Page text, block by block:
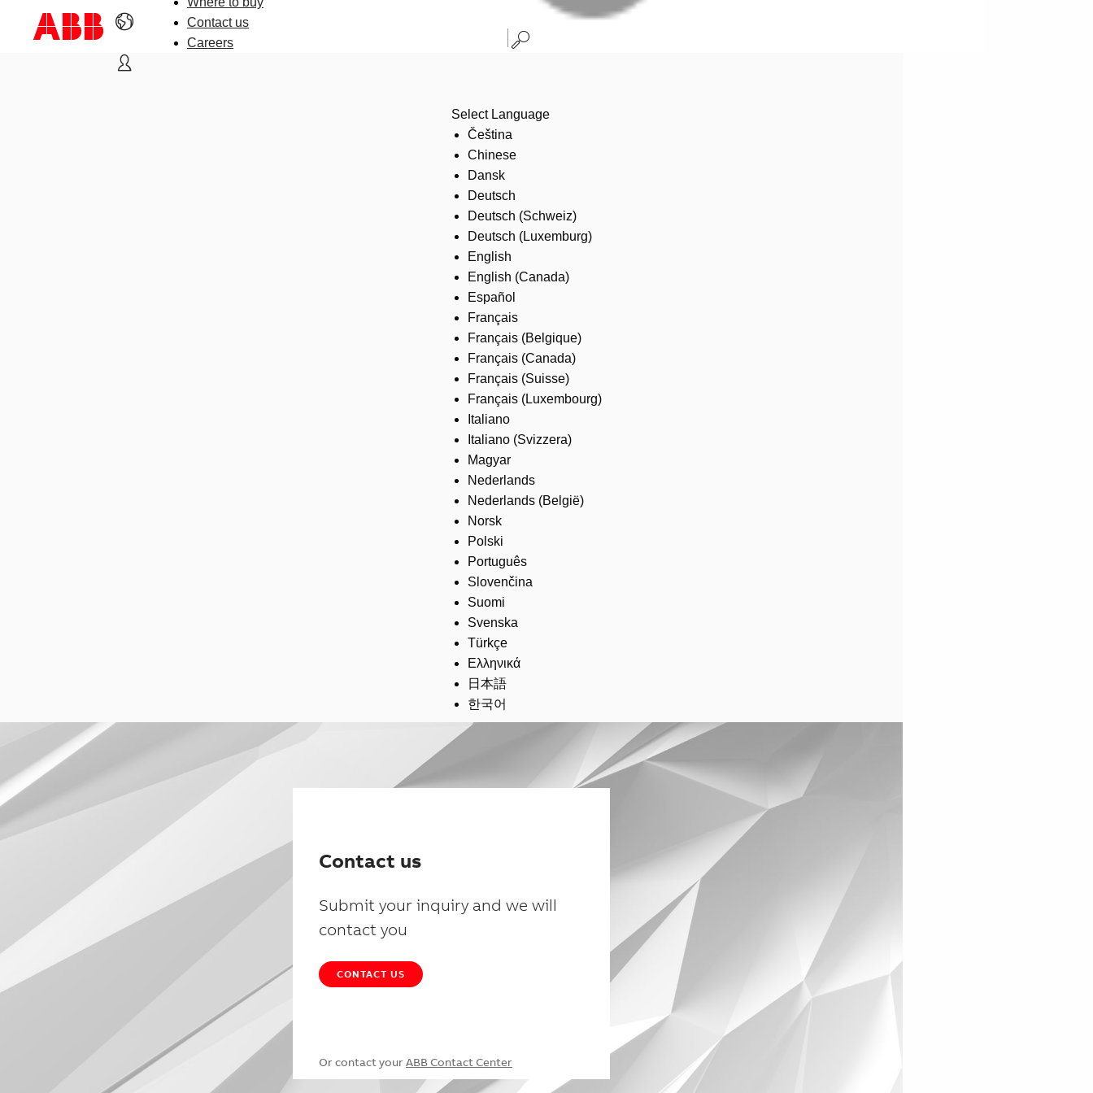
Contact us
Careers
Select Language
Čeština
Chinese
Dansk
Deutsch
Deutsch (Schweiz)
Deutsch (Luxemburg)
English
English (Canada)
Español
Français
Français (Belgique)
Français (Canada)
Français (Suisse)
Français (Luxembourg)
Italiano
Italiano (Svizzera)
Magyar
Nederlands
Nederlands (België)
Norsk
Polski
Português
Slovenčina
Suomi
Svenska
Türkçe
Ελληνικά
日本語
한국어
Contact us
Submit your inquiry and we will
contact you
CONTACT US
Or contact your ABB Contact Center